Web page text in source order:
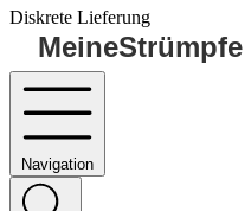
Diskrete Lieferung
MeineStrümpfe
Navigation